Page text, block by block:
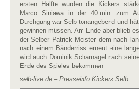
ersten Hälfte wurden die Kickers
Marco Siniawa in der 40.min. zum
Durchgang war Selb tonangebend und
gewinnen müssen. Am Ende aber blieb
der Selber Patrick Meister dem nach
nach einem Bänderriss erneut eine
wird auch Dominik Scharnagel nach
Ende des Spieles bekommen
selb-live.de – Presseinfo Kickers Selb